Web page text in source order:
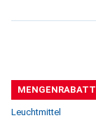
MENGENRABATT
Leuchtmittel